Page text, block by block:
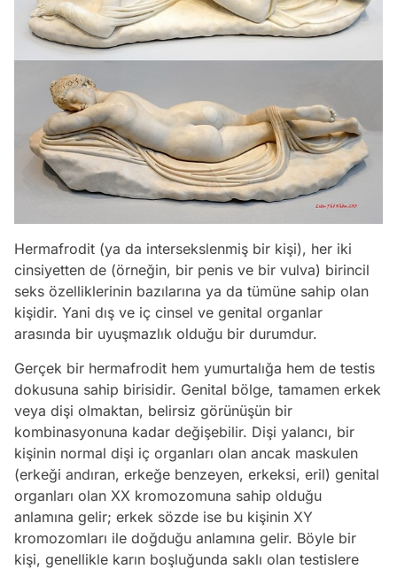
Hermafrodit (ya da intersekslenmiş bir kişi), her iki
cinsiyetten de (örneğin, bir penis ve bir vulva) birincil
seks özelliklerinin bazılarına ya da tümüne sahip olan
kişidir. Yani dış ve iç cinsel ve genital organlar
arasında bir uyuşmazlık olduğu bir durumdur.
Gerçek bir hermafrodit hem yumurtalığa hem de testis
dokusuna sahip birisidir. Genital bölge, tamamen erkek
veya dişi olmaktan, belirsiz görünüşün bir
kombinasyonuna kadar değişebilir. Dişi yalancı, bir
kişinin normal dişi iç organları olan ancak maskulen
(erkeği andıran, erkeğe benzeyen, erkeksi, eril) genital
organları olan XX kromozomuna sahip olduğu
anlamına gelir; erkek sözde ise bu kişinin XY
kromozomları ile doğduğu anlamına gelir. Böyle bir
kişi, genellikle karın boşluğunda saklı olan testislere